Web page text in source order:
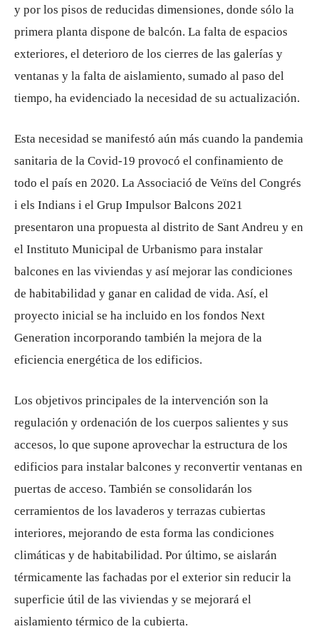
y por los pisos de reducidas dimensiones, donde sólo la
primera planta dispone de balcón. La falta de espacios
exteriores, el deterioro de los cierres de las galerías y
ventanas y la falta de aislamiento, sumado al paso del
tiempo, ha evidenciado la necesidad de su actualización.
Esta necesidad se manifestó aún más cuando la pandemia
sanitaria de la Covid-19 provocó el confinamiento de
todo el país en 2020. La Associació de Veïns del Congrés
i els Indians i el Grup Impulsor Balcons 2021
presentaron una propuesta al distrito de Sant Andreu y en
el Instituto Municipal de Urbanismo para instalar
balcones en las viviendas y así mejorar las condiciones
de habitabilidad y ganar en calidad de vida. Así, el
proyecto inicial se ha incluido en los fondos Next
Generation incorporando también la mejora de la
eficiencia energética de los edificios.
Los objetivos principales de la intervención son la
regulación y ordenación de los cuerpos salientes y sus
accesos, lo que supone aprovechar la estructura de los
edificios para instalar balcones y reconvertir ventanas en
puertas de acceso. También se consolidarán los
cerramientos de los lavaderos y terrazas cubiertas
interiores, mejorando de esta forma las condiciones
climáticas y de habitabilidad. Por último, se aislarán
térmicamente las fachadas por el exterior sin reducir la
superficie útil de las viviendas y se mejorará el
aislamiento térmico de la cubierta.